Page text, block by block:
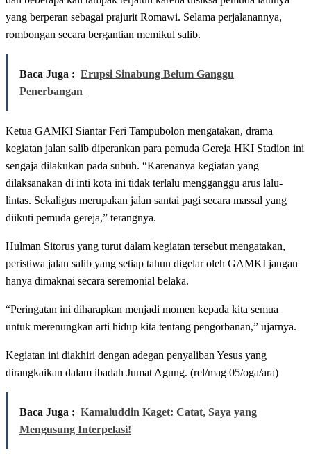
yang berperan sebagai prajurit Romawi. Selama perjalanannya,
rombongan secara bergantian memikul salib.
Baca Juga : Erupsi Sinabung Belum Ganggu
Penerbangan
Ketua GAMKI Siantar Feri Tampubolon mengatakan, drama
kegiatan jalan salib diperankan para pemuda Gereja HKI Stadion ini
sengaja dilakukan pada subuh. “Karenanya kegiatan yang
dilaksanakan di inti kota ini tidak terlalu mengganggu arus lalu-
lintas. Sekaligus merupakan jalan santai pagi secara massal yang
diikuti pemuda gereja,” terangnya.
Hulman Sitorus yang turut dalam kegiatan tersebut mengatakan,
peristiwa jalan salib yang setiap tahun digelar oleh GAMKI jangan
hanya dimaknai secara seremonial belaka.
“Peringatan ini diharapkan menjadi momen kepada kita semua
untuk merenungkan arti hidup kita tentang pengorbanan,” ujarnya.
Kegiatan ini diakhiri dengan adegan penyaliban Yesus yang
dirangkaikan dalam ibadah Jumat Agung. (rel/mag 05/oga/ara)
Baca Juga : Kamaluddin Kaget: Catat, Saya yang
Mengusung Interpelasi!